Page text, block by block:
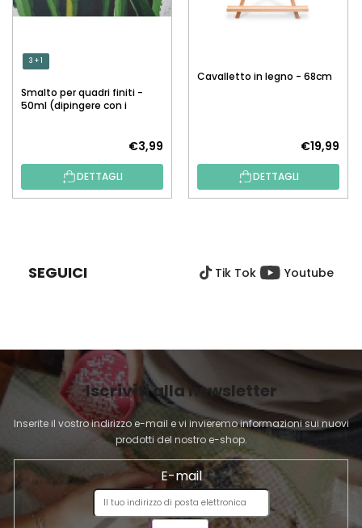
3 + 1
Smalto per quadri finiti -
50ml (dipingere con i
€3,99
DETTAGLI
Cavalletto in legno - 68cm
€19,99
DETTAGLI
G
N
A
SEGUICI Tik Tok Youtube
Iscriviti alla newsletter
Inserite il vostro indirizzo e-mail e vi invieremo informazioni sui nuovi
prodotti del nostro e-shop.
E-mail